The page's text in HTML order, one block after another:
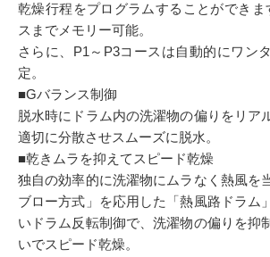
乾燥行程をプログラムすることができま
スまでメモリー可能。
さらに、P1～P3コースは自動的にワン
定。
■Gバランス制御
脱水時にドラム内の洗濯物の偏りをリア
適切に分散させスムーズに脱水。
■乾きムラを抑えてスピード乾燥
独自の効率的に洗濯物にムラなく熱風を
ブロー方式」を応用した「熱風路ドラム
いドラム反転制御で、洗濯物の偏りを抑
いでスピード乾燥。